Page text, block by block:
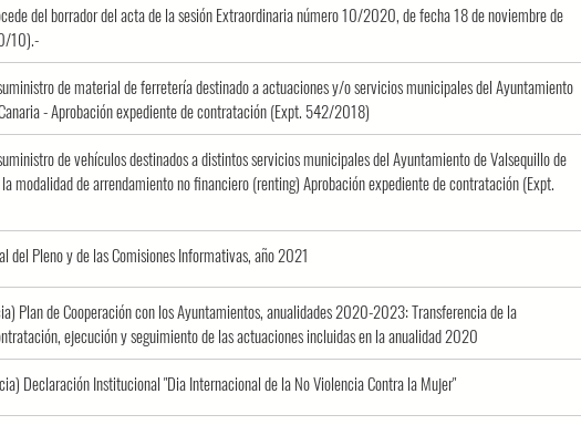
del borrador del acta de la sesión Extraordinaria número 10/2020, de fecha 18 de noviembre de
10).-
de material de ferretería destinado a actuaciones y/o servicios municipales del Ayuntamiento
- Aprobación expediente de contratación (Expt. 542/2018)
de vehículos destinados a distintos servicios municipales del Ayuntamiento de Valsequillo de
modalidad de arrendamiento no financiero (renting) Aprobación expediente de contratación (Expt.
del Pleno y de las Comisiones Informativas, año 2021
Plan de Cooperación con los Ayuntamientos, anualidades 2020-2023: Transferencia de la
ejecución y seguimiento de las actuaciones incluidas en la anualidad 2020
Declaración Institucional "Dia Internacional de la No Violencia Contra la Mujer"